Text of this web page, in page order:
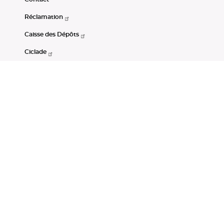
Réclamation
Caisse des Dépôts
Ciclade